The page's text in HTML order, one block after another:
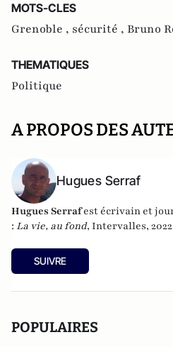
MOTS-CLES
Grenoble , sécurité , Bruno
THEMATIQUES
Politique
A PROPOS DES
Hugues Serraf
Hugues Serrafest écrivain et
: La vie, au fond, Intervalles, 2022
SUIVRE
POPULAIRES